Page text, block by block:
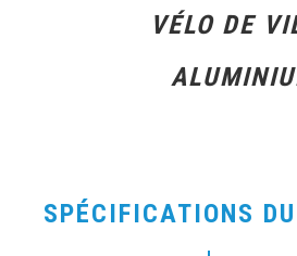
VÉLO DE
SPÉCIFICATIONS